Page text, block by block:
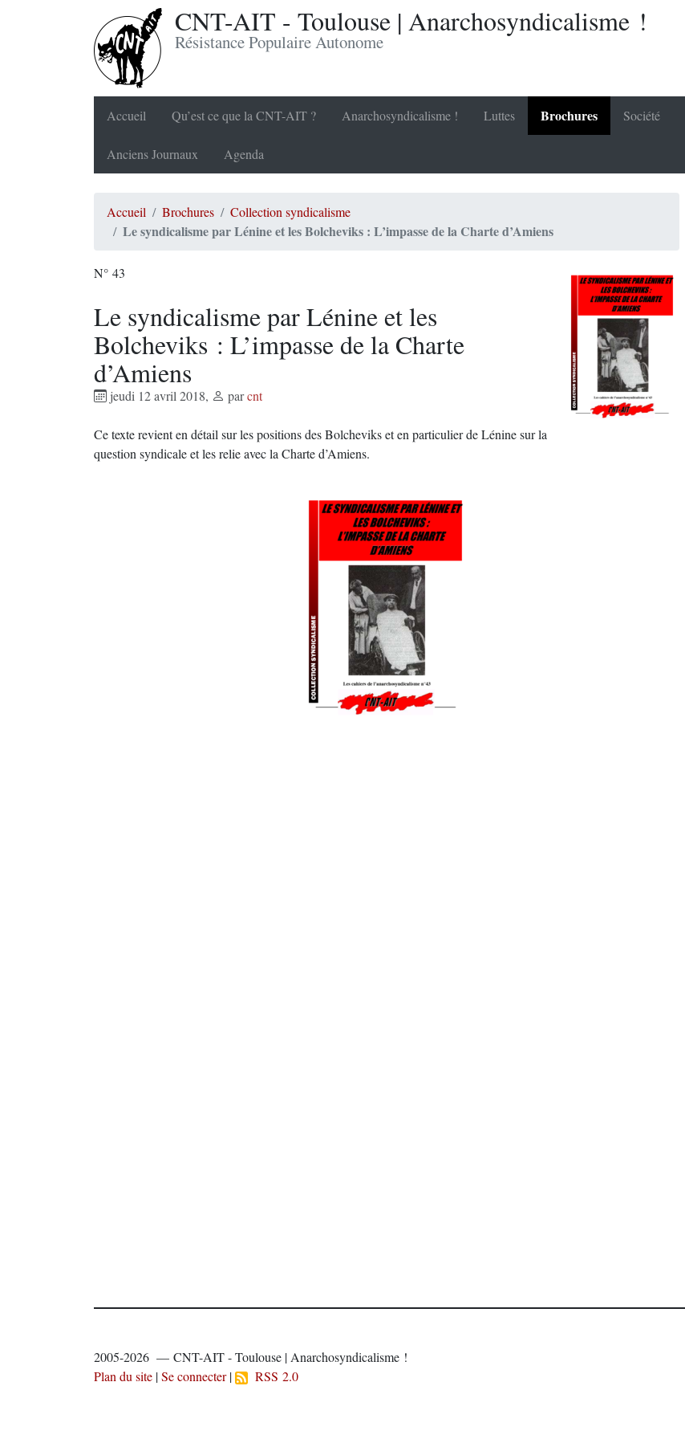
CNT-AIT - Toulouse | Anarchosyndicalisme !
Résistance Populaire Autonome
Accueil Qu’est ce que la CNT-AIT ? Anarchosyndicalisme ! Luttes Brochures Société
Anciens Journaux Agenda
Accueil Brochures Collection syndicalisme
Le syndicalisme par Lénine et les Bolcheviks : L’impasse de la Charte d’Amiens
N° 43
Le syndicalisme par Lénine et les
Bolcheviks : L’impasse de la Charte
d’Amiens
jeudi 12 avril 2018, parcnt
Ce texte revient en détail sur les positions des Bolcheviks et en particulier de Lénine sur la
question syndicale et les relie avec la Charte d’Amiens.
2005-2026 — CNT-AIT - Toulouse | Anarchosyndicalisme !
Plan du site |Se connecter| RSS 2.0